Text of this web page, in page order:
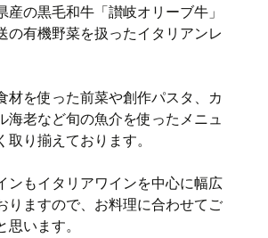
産の黒毛和牛「讃岐オリーブ牛」
の有機野菜を扱ったイタリアンレ
材を使った前菜や創作パスタ、カ
海老など旬の魚介を使ったメニュ
取り揃えております。
ンもイタリアワインを中心に幅広
りますので、お料理に合わせてご
います。